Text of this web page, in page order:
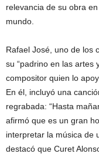
relevancia de su obra
mundo.
Rafael José, uno de los
su “padrino en las artes
compositor quien lo
En él, incluyó una
regrabada: “Hasta
afirmó que es un gran
interpretar la música de
destacó que Curet